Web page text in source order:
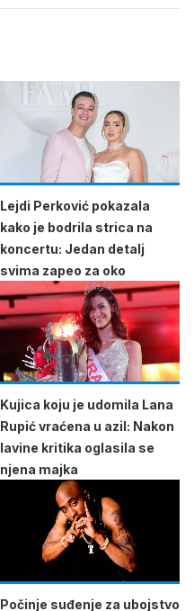
Lejdi Perković pokazala
kako je bodrila strica na
koncertu: Jedan detalj
svima zapeo za oko
Kujica koju je udomila Lana
Rupić vraćena u azil: Nakon
lavine kritika oglasila se
njena majka
Počinje suđenje za ubojstvo